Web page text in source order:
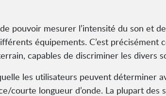
pouvoir mesurer l’intensité du son et
équipements. C’est
capables de discriminer les divers
les utilisateurs peuvent déterminer
courte longueur d’onde. La plupart